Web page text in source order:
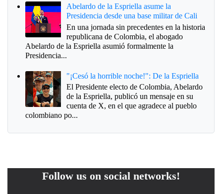
Abelardo de la Espriella asume la
Presidencia desde una base militar de Cali
En una jornada sin precedentes en la historia
republicana de Colombia, el abogado
Abelardo de la Espriella asumió formalmente la
Presidencia...
"¡Cesó la horrible noche!": De la Espriella
El Presidente electo de Colombia, Abelardo
de la Espriella, publicó un mensaje en su
cuenta de X, en el que agradece al pueblo
colombiano po...
Follow us on social networks!